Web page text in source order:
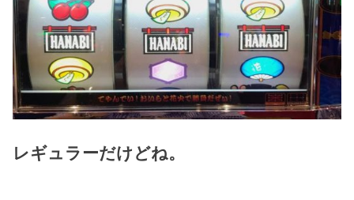
レギュラーだけどね。